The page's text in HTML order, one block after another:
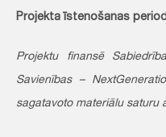
Projekta īstenošanas
Projektu finansē
Savienības –
sagatavoto materiālu saturu